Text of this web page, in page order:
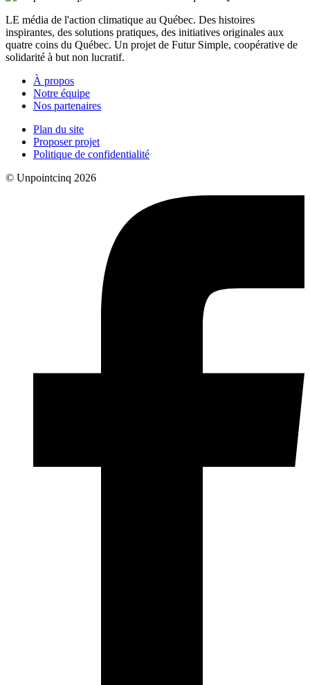
LE média de l'action climatique au Québec. Des histoires
inspirantes, des solutions pratiques, des initiatives originales aux
quatre coins du Québec. Un projet de Futur Simple, coopérative de
solidarité à but non lucratif.
À propos
Notre équipe
Nos partenaires
Plan du site
Proposer projet
Politique de confidentialité
© Unpointcinq 2026